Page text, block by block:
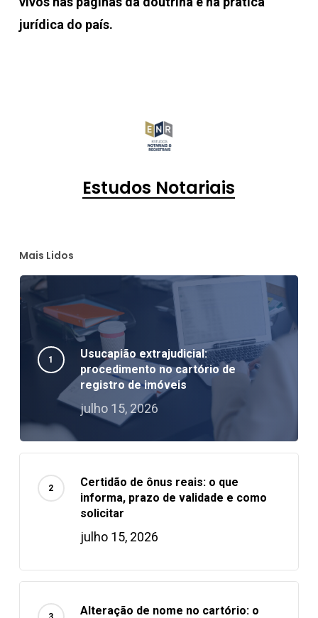
jurídica do país.
Estudos Notariais
Mais Lidos
Usucapião extrajudicial:
procedimento no cartório de
registro de imóveis
julho 15, 2026
Certidão de ônus reais: o que
informa, prazo de validade e como
solicitar
julho 15, 2026
Alteração de nome no cartório: o